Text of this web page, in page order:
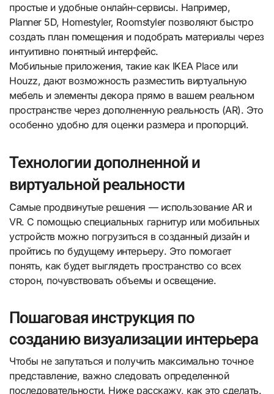
простые и удобные онлайн-сервисы. Например,
Planner 5D, Homestyler, Roomstyler позволяют быстро
создать план помещения и подобрать материалы через
интуитивно понятный интерфейс.
Мобильные приложения, такие как IKEA Place или
Houzz, дают возможность разместить виртуальную
мебель и элементы декора прямо в вашем реальном
пространстве через дополненную реальность (AR). Это
особенно удобно для оценки размера и пропорций.
Технологии дополненной и
виртуальной реальности
Самые продвинутые решения — использование AR и
VR. С помощью специальных гарнитур или мобильных
устройств можно погрузиться в созданный дизайн и
пройтись по будущему интерьеру. Это помогает
понять, как будет выглядеть пространство со всех
сторон, почувствовать объемы и освещение.
Пошаговая инструкция по
созданию визуализации интерьера
Чтобы не запутаться и получить максимально точное
представление, важно следовать определенной
последовательности. Ниже расскажу, как это сделать.